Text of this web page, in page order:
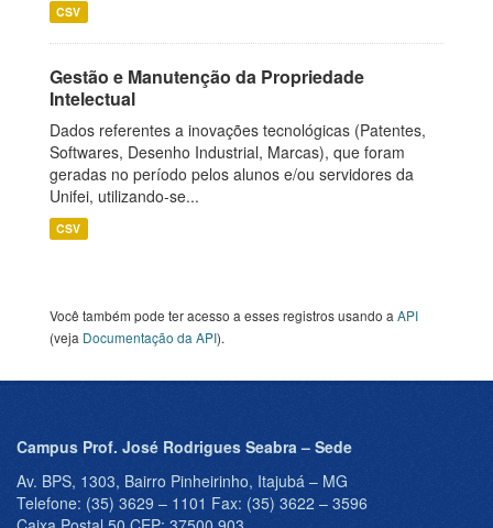
CSV
Gestão e Manutenção da Propriedade
Intelectual
Dados referentes a inovações tecnológicas (Patentes,
Softwares, Desenho Industrial, Marcas), que foram
geradas no período pelos alunos e/ou servidores da
Unifei, utilizando-se...
CSV
Você também pode ter acesso a esses registros usando a API
(veja Documentação da API).
Campus Prof. José Rodrigues Seabra – Sede
Av. BPS, 1303, Bairro Pinheirinho, Itajubá – MG
Telefone: (35) 3629 – 1101 Fax: (35) 3622 – 3596